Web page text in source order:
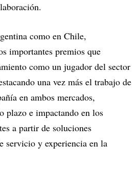
como en Chile,
importantes premios que
como un jugador del sector
una vez más el trabajo de
en ambos mercados,
plazo e impactando en los
a partir de soluciones
servicio y experiencia en la